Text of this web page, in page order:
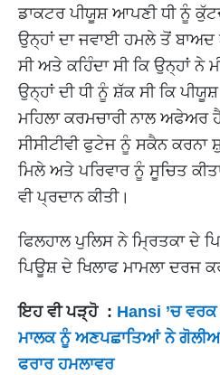
ਡਾਕਟਰ ਪੀਯੂਸ਼ ਆਪਣੀ ਧੀ ਨੂੰ
ਉਨ੍ਹਾਂ ਦਾ ਜਵਾਈ ਹਮਲੇ ਤੋਂ
ਸੀ ਅਤੇ ਕਹਿੰਦਾ ਸੀ ਕਿ ਉਨ੍ਹਾਂ ਨੇ
ਉਨ੍ਹਾਂ ਦੀ ਧੀ ਨੂੰ ਸ਼ੱਕ ਸੀ ਕਿ
ਮਹਿਲਾ ਕਰਮਚਾਰੀ ਨਾਲ ਅਫੇਅਰ
ਸੀਸੀਟੀਵੀ ਫੁਟੇਜ ਨੂੰ ਸਕੈਨ
ਮਿਲੇ ਅਤੇ ਪਰਿਵਾਰ ਨੂੰ ਸੂਚਿਤ
ਵੀ ਪ੍ਰਦਾਨ ਕੀਤੀ।
ਫਿਲਹਾਲ ਪੁਲਿਸ ਨੇ ਮ੍ਰਿਤਕਾ ਦੇ
ਪਿਊਸ਼ ਦੇ ਖਿਲਾਫ ਮਾਮਲਾ ਦਰਜ
ਇਹ ਵੀ ਪੜ੍ਹੋ : Hansi ’ਚ
ਮਾਲਕ ਨੂੰ ਅਣਪਛਾਤਿਆਂ ਨੇ
ਫਰਾਰ ਹਮਲਾਵਰ